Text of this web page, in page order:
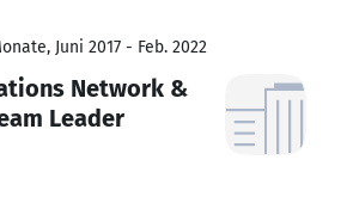
Juni 2017 - Feb. 2022
Network &
Leader